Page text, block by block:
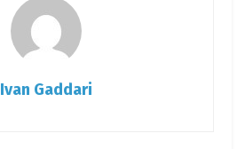
Ivan Gaddari